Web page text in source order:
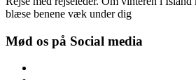
blæse benene væk under dig
Mød os på Social media